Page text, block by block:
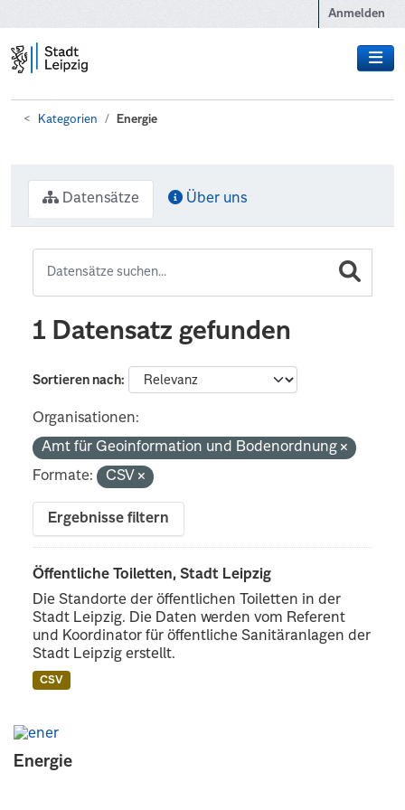
Anmelden
Kategorien Energie
Energie
Datensätze Über uns
1 Datensatz gefunden
Sortieren nach
Organisationen:
Amt für Geoinformation und Bodenordnung
Formate:
CSV
Ergebnisse filtern
Öffentliche Toiletten, Stadt Leipzig
Die Standorte der öffentlichen Toiletten in der
Stadt Leipzig. Die Daten werden vom Referent
und Koordinator für öffentliche Sanitäranlagen der
Stadt Leipzig erstellt.
CSV